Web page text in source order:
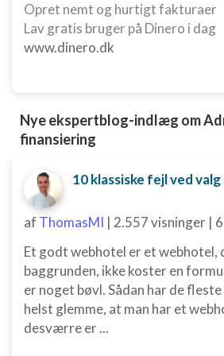
Opret nemt og hurtigt fakturaer
Lav gratis bruger på Dinero i dag
www.dinero.dk
Nye ekspertblog-indlæg om
finansiering
af ThomasMI | 2.557 visninger |
Et godt webhotel er et webhotel,
baggrunden, ikke koster en
er noget bøvl. Sådan har de
helst glemme, at man har et
desværre er ...